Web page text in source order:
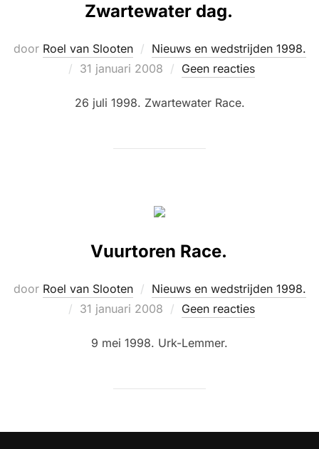
Zwartewater dag.
door Roel van Slooten
Nieuws en wedstrijden 1998.
Geplaatst
31 januari 2008 Geen reacties
26 juli 1998. Zwartewater Race.
Vuurtoren Race.
door Roel van Slooten
Nieuws en wedstrijden 1998.
Geplaatst
31 januari 2008 Geen reacties
9 mei 1998. Urk-Lemmer.